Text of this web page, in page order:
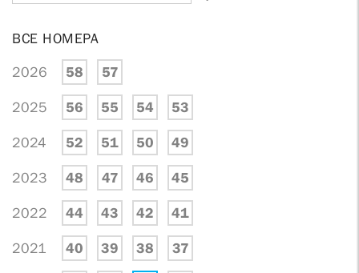
ВСЕ НОМЕРА
2026 58 57
2025 56 55 54 53
2024 52 51 50 49
2023 48 47 46 45
2022 44 43 42 41
2021 40 39 38 37